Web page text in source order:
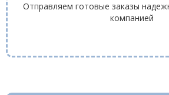
Отправляем готовые заказы
компанией